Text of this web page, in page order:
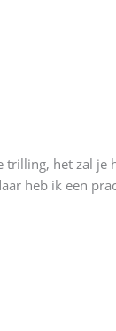
het zal je
heb ik een